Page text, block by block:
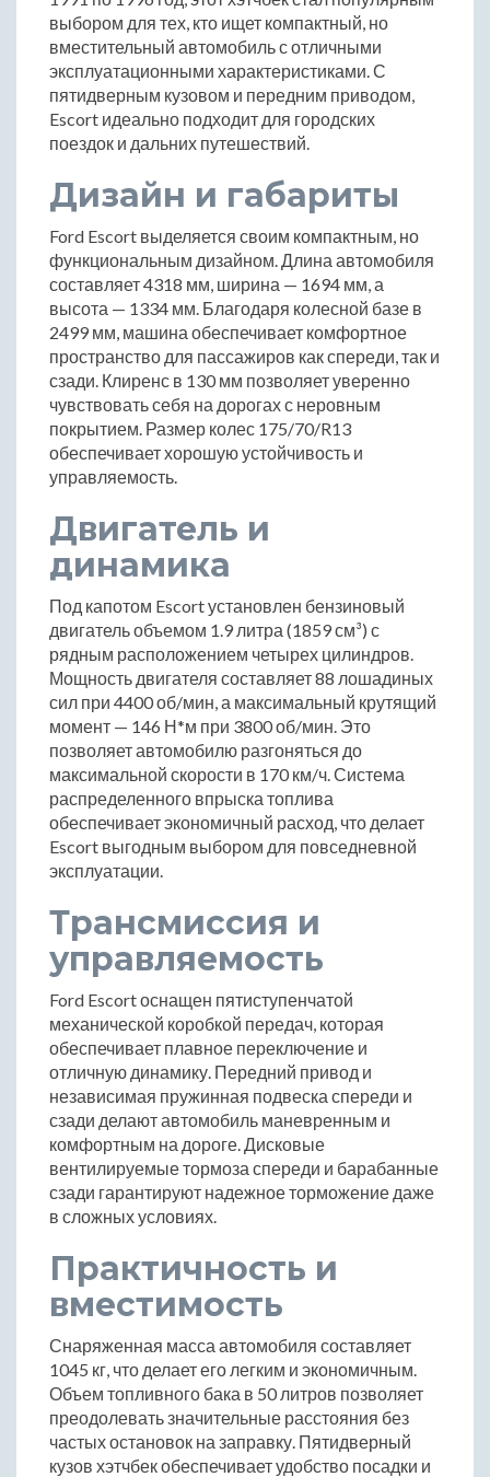
выбором для тех, кто ищет компактный, но
вместительный автомобиль с отличными
эксплуатационными характеристиками. С
пятидверным кузовом и передним приводом,
Escort идеально подходит для городских
поездок и дальних путешествий.
Дизайн и габариты
Ford Escort выделяется своим компактным, но
функциональным дизайном. Длина автомобиля
составляет 4318 мм, ширина — 1694 мм, а
высота — 1334 мм. Благодаря колесной базе в
2499 мм, машина обеспечивает комфортное
пространство для пассажиров как спереди, так и
сзади. Клиренс в 130 мм позволяет уверенно
чувствовать себя на дорогах с неровным
покрытием. Размер колес 175/70/R13
обеспечивает хорошую устойчивость и
управляемость.
Двигатель и
динамика
Под капотом Escort установлен бензиновый
двигатель объемом 1.9 литра (1859 см³) с
рядным расположением четырех цилиндров.
Мощность двигателя составляет 88 лошадиных
сил при 4400 об/мин, а максимальный крутящий
момент — 146 Н*м при 3800 об/мин. Это
позволяет автомобилю разгоняться до
максимальной скорости в 170 км/ч. Система
распределенного впрыска топлива
обеспечивает экономичный расход, что делает
Escort выгодным выбором для повседневной
эксплуатации.
Трансмиссия и
управляемость
Ford Escort оснащен пятиступенчатой
механической коробкой передач, которая
обеспечивает плавное переключение и
отличную динамику. Передний привод и
независимая пружинная подвеска спереди и
сзади делают автомобиль маневренным и
комфортным на дороге. Дисковые
вентилируемые тормоза спереди и барабанные
сзади гарантируют надежное торможение даже
в сложных условиях.
Практичность и
вместимость
Снаряженная масса автомобиля составляет
1045 кг, что делает его легким и экономичным.
Объем топливного бака в 50 литров позволяет
преодолевать значительные расстояния без
частых остановок на заправку. Пятидверный
кузов хэтчбек обеспечивает удобство посадки и